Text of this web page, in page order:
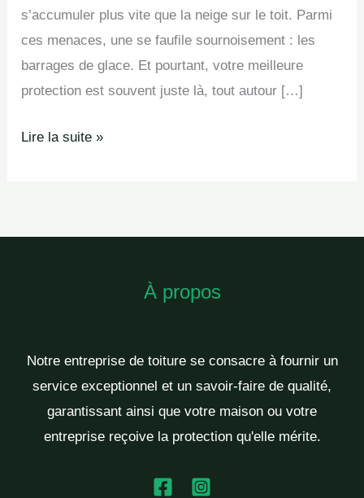
s’accumuler plus vite que la neige sur le toit. Parmi
ces menaces, une se faufile sournoisement : les
barrages de glace. Et pourtant, votre meilleure
protection est souvent juste là, tout autour […]
Lire la suite »
À propos
Notre entreprise de toiture se consacre à fournir un
service exceptionnel et un savoir-faire de qualité,
garantissant ainsi que votre maison ou votre
entreprise reçoive la protection qu'elle mérite.